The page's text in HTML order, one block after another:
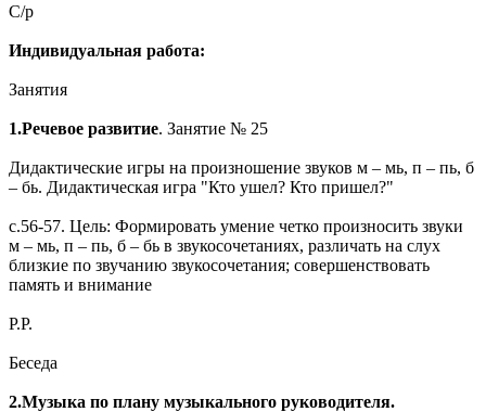
С/р
Индивидуальная работа:
Занятия
1.Речевое развитие. Занятие № 25
Дидактические игры на произношение звуков м – мь, п – пь, б
– бь. Дидактическая игра "Кто ушел? Кто пришел?"
с.56-57. Цель: Формировать умение четко произносить звуки
м – мь, п – пь, б – бь в звукосочетаниях, различать на слух
близкие по звучанию звукосочетания; совершенствовать
память и внимание
Р.Р.
Беседа
2.Музыка по плану музыкального руководителя.